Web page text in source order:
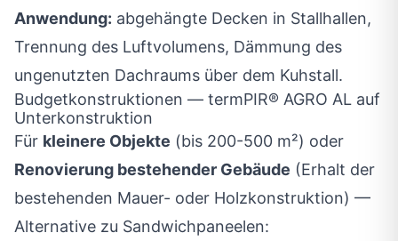
Anwendung: abgehängte Decken in Stallhallen,
Trennung des Luftvolumens, Dämmung des
ungenutzten Dachraums über dem Kuhstall.
Budgetkonstruktionen — termPIR® AGRO AL auf
Unterkonstruktion
Für kleinere Objekte (bis 200-500 m²) oder
Renovierung bestehender Gebäude (Erhalt der
bestehenden Mauer- oder Holzkonstruktion) —
Alternative zu Sandwichpaneelen: